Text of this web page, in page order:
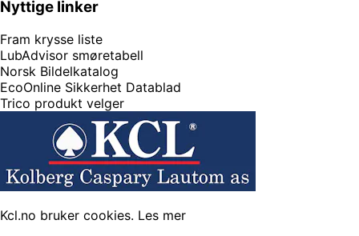
Nyttige linker
Fram krysse liste
LubAdvisor smøretabell
Norsk Bildelkatalog
EcoOnline Sikkerhet Datablad
Trico produkt velger
Kcl.no bruker cookies. Les mer